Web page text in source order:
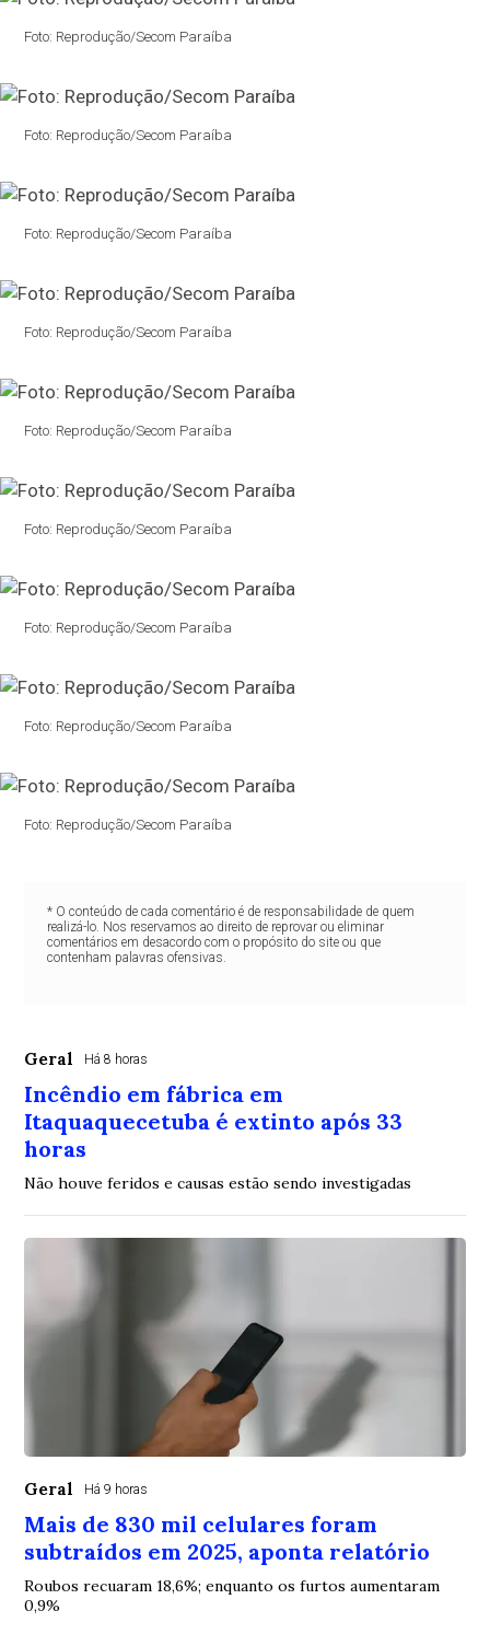
Foto: Reprodução/Secom Paraíba
Foto: Reprodução/Secom Paraíba
Foto: Reprodução/Secom Paraíba
Foto: Reprodução/Secom Paraíba
Foto: Reprodução/Secom Paraíba
Foto: Reprodução/Secom Paraíba
Foto: Reprodução/Secom Paraíba
Foto: Reprodução/Secom Paraíba
Foto: Reprodução/Secom Paraíba
* O conteúdo de cada comentário é de responsabilidade de quem
realizá-lo. Nos reservamos ao direito de reprovar ou eliminar
comentários em desacordo com o propósito do site ou que
contenham palavras ofensivas.
Geral Há 8 horas
Incêndio em fábrica em
Itaquaquecetuba é extinto após 33
horas
Não houve feridos e causas estão sendo investigadas
Geral Há 9 horas
Mais de 830 mil celulares foram
subtraídos em 2025, aponta relatório
Roubos recuaram 18,6%; enquanto os furtos aumentaram
0,9%